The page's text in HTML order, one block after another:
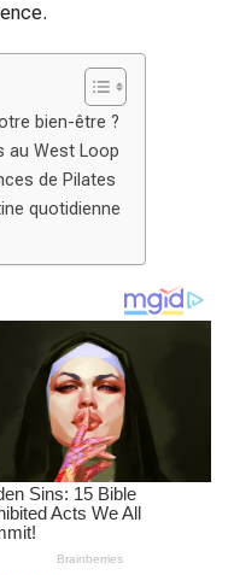
bien-être ?
au West Loop
de Pilates
quotidienne